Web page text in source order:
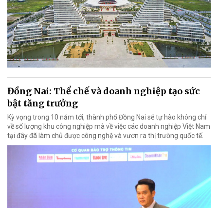
Đồng Nai: Thể chế và doanh nghiệp tạo sức
bật tăng trưởng
Kỳ vọng trong 10 năm tới, thành phố Đồng Nai sẽ tự hào không chỉ
về số lượng khu công nghiệp mà về việc các doanh nghiệp Việt Nam
tại đây đã làm chủ được công nghệ và vươn ra thị trường quốc tế.